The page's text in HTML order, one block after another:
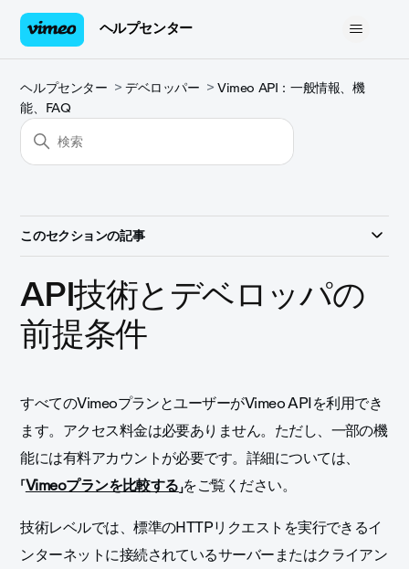
ヘルプセンター
ヘルプセンター デベロッパー
Vimeo API：一般情報、機
能、FAQ
このセクションの記事
API技術とデベロッパの
前提条件
すべてのVimeoプランとユーザーがVimeo APIを利用でき
ます。アクセス料金は必要ありません。ただし、 一部の機
能には有料アカウントが必要です。詳細については、
「Vimeoプランを比較する」をご覧ください。
技術レベルでは、標準のHTTPリクエストを実行できるイ
ンターネットに接続されているサーバーまたはクライアン